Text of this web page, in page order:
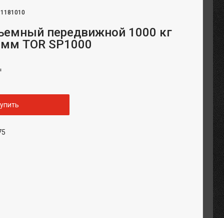
1181010
передвижной 1000 кг
TOR SP1000